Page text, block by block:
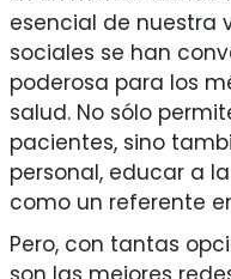
esencial de nuestra
sociales se han
poderosa para los
salud. No sólo
pacientes, sino
personal, educar a
como un referente
Pero, con tantas